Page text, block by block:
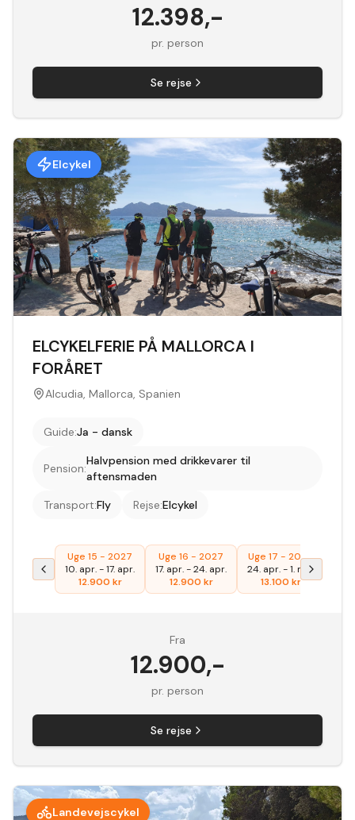
12.398,-
pr. person
Se rejse
Elcykel
ELCYKELFERIE PÅ MALLORCA I
FORÅRET
Alcudia, Mallorca, Spanien
Guide:Ja - dansk
Pension:
Halvpension med drikkevarer til
aftensmaden
Transport:Fly Rejse:Elcykel
Uge 15 - 2027
10. apr.-17. apr.
12.900 kr
Uge 16 - 2027
17. apr.-24. apr.
12.900 kr
Uge 17 - 2027
24. apr.-1. maj
13.100 kr
Fra
12.900,-
pr. person
Se rejse
Landevejscykel